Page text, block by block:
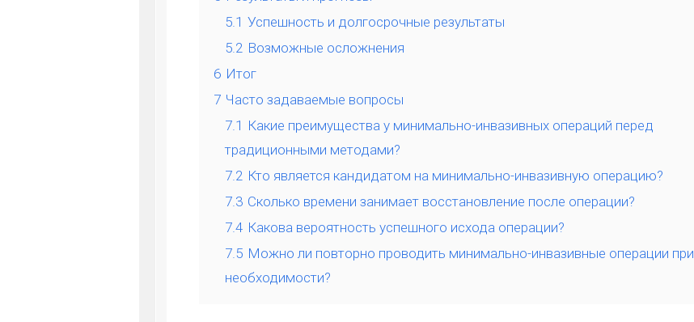
5.1 Успешность и долгосрочные результаты
5.2 Возможные осложнения
6 Итог
7 Часто задаваемые вопросы
7.1 Какие преимущества у минимально-инвазивных операций перед
традиционными методами?
7.2 Кто является кандидатом на минимально-инвазивную операцию?
7.3 Сколько времени занимает восстановление после операции?
7.4 Какова вероятность успешного исхода операции?
7.5 Можно ли повторно проводить минимально-инвазивные операции при
необходимости?